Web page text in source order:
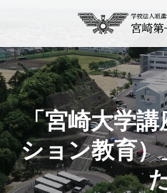
「宮崎大学
ション教育